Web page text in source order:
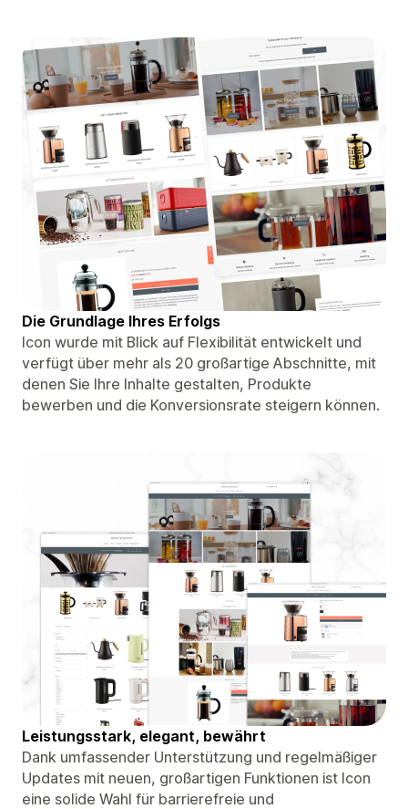
Die Grundlage Ihres Erfolgs
Icon wurde mit Blick auf Flexibilität entwickelt und
verfügt über mehr als 20 großartige Abschnitte, mit
denen Sie Ihre Inhalte gestalten, Produkte
bewerben und die Konversionsrate steigern können.
Leistungsstark, elegant, bewährt
Dank umfassender Unterstützung und regelmäßiger
Updates mit neuen, großartigen Funktionen ist Icon
eine solide Wahl für barrierefreie und